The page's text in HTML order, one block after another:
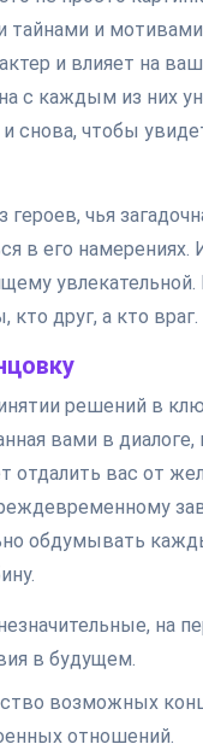
тайнами и
и влияет на
с каждым из них
снова, чтобы
чья
в его намерениях.
друг, а кто враг.
решений в
вами в диалоге,
отдалить вас от
обдумывать
на
в будущем.
возможных
отношений.